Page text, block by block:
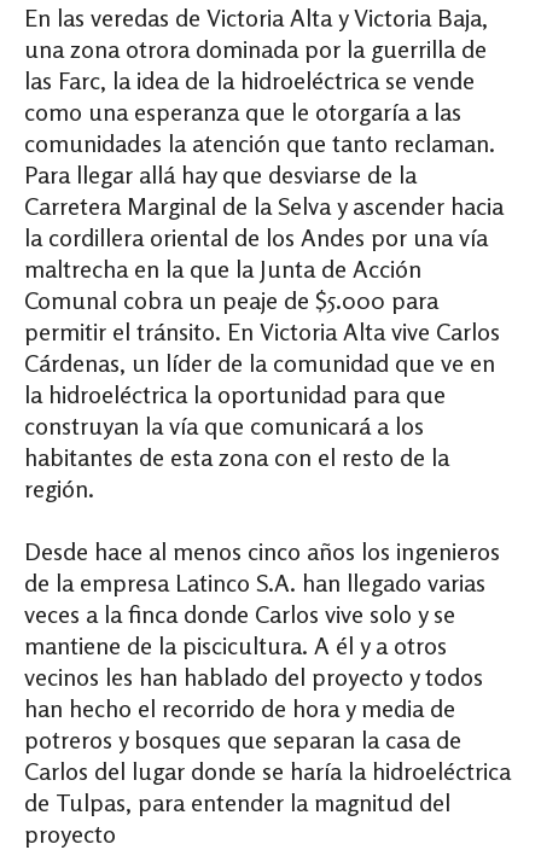
En las veredas de Victoria Alta y Victoria Baja,
una zona otrora dominada por la guerrilla de
las Farc, la idea de la hidroeléctrica se vende
como una esperanza que le otorgaría a las
comunidades la atención que tanto reclaman.
Para llegar allá hay que desviarse de la
Carretera Marginal de la Selva y ascender hacia
la cordillera oriental de los Andes por una vía
maltrecha en la que la Junta de Acción
Comunal cobra un peaje de $5.000 para
permitir el tránsito. En Victoria Alta vive Carlos
Cárdenas, un líder de la comunidad que ve en
la hidroeléctrica la oportunidad para que
construyan la vía que comunicará a los
habitantes de esta zona con el resto de la
región.
Desde hace al menos cinco años los ingenieros
de la empresa Latinco S.A. han llegado varias
veces a la finca donde Carlos vive solo y se
mantiene de la piscicultura. A él y a otros
vecinos les han hablado del proyecto y todos
han hecho el recorrido de hora y media de
potreros y bosques que separan la casa de
Carlos del lugar donde se haría la hidroeléctrica
de Tulpas, para entender la magnitud del
proyecto